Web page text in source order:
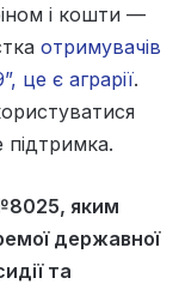
і кошти —
отримувачів
це є аграрії.
яким
державної
та